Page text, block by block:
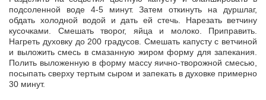
подсоленной воде 4-5 минут. Затем откинуть на дуршлаг,
обдать холодной водой и дать ей стечь. Нарезать ветчину
кусочками. Смешать творог, яйца и молоко. Приправить.
Нагреть духовку до 200 градусов. Смешать капусту с ветчиной
и выложить смесь в смазанную жиром форму для запекания.
Полить выложенную в форму массу яично-творожной смесью,
посыпать сверху тертым сыром и запекать в духовке примерно
30 минут.